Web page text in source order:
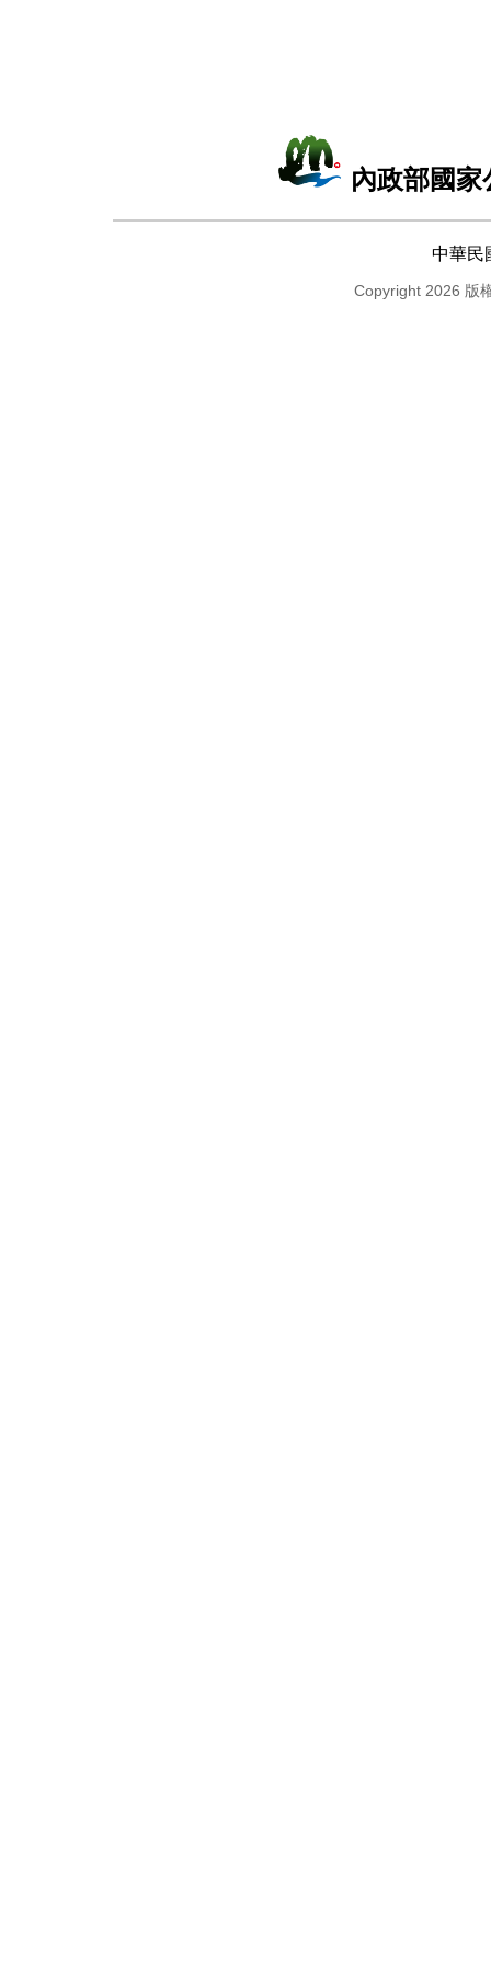
內政部國
中華民
Copyright 2026 版